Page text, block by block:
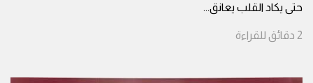
حتى يكاد القلب يعانق...
2 دقائق للقراءة